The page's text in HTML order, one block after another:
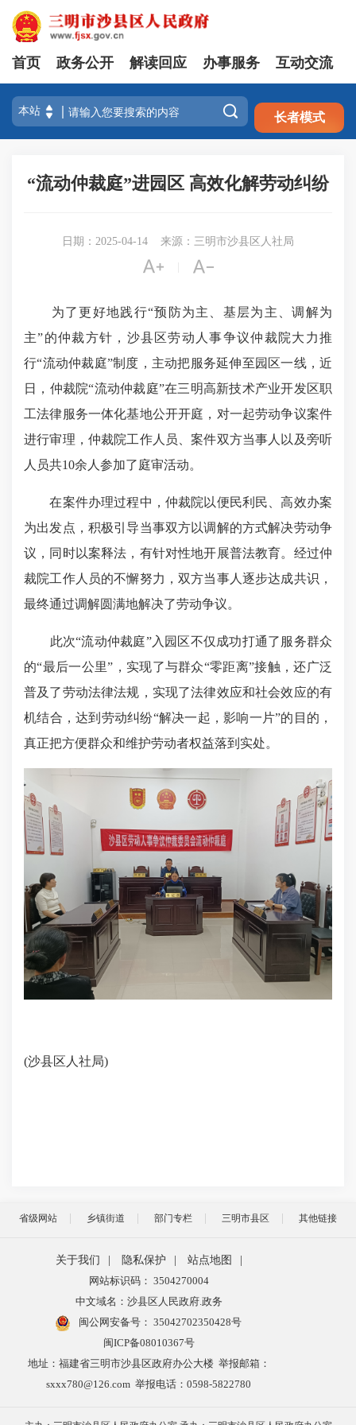
注册 登录
首页 政务公开 解读回应 办事服务 互动交流
 长者模式
“流动仲裁庭”进园区 高效化解劳动纠纷
日期：2025-04-14 来源：三明市沙县区人社局
 
为了更好地践行“预防为主、基层为主、调解为
主”的仲裁方针，沙县区劳动人事争议仲裁院大力推
行“流动仲裁庭”制度，主动把服务延伸至园区一线，近
日，仲裁院“流动仲裁庭”在三明高新技术产业开发区职
工法律服务一体化基地公开开庭，对一起劳动争议案件
进行审理，仲裁院工作人员、案件双方当事人以及旁听
人员共10余人参加了庭审活动。
在案件办理过程中，仲裁院以便民利民、高效办案
为出发点，积极引导当事双方以调解的方式解决劳动争
议，同时以案释法，有针对性地开展普法教育。经过仲
裁院工作人员的不懈努力，双方当事人逐步达成共识，
最终通过调解圆满地解决了劳动争议。
此次“流动仲裁庭”入园区不仅成功打通了服务群众
的“最后一公里”，实现了与群众“零距离”接触，还广泛
普及了劳动法律法规，实现了法律效应和社会效应的有
机结合，达到劳动纠纷“解决一起，影响一片”的目的，
真正把方便群众和维护劳动者权益落到实处。
(沙县区人社局)
省级网站 乡镇街道 部门专栏 三明市县区 其他链接
关于我们 隐私保护 站点地图
网站标识码： 3504270004
中文域名：沙县区人民政府.政务
闽公网安备号： 35042702350428号
闽ICP备08010367号
地址：福建省三明市沙县区政府办公大楼 举报邮箱：
sxxx780@126.com 举报电话：0598-5822780